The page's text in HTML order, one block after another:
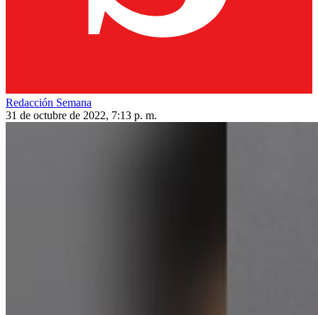
Redacción Semana
31 de octubre de 2022, 7:13 p. m.